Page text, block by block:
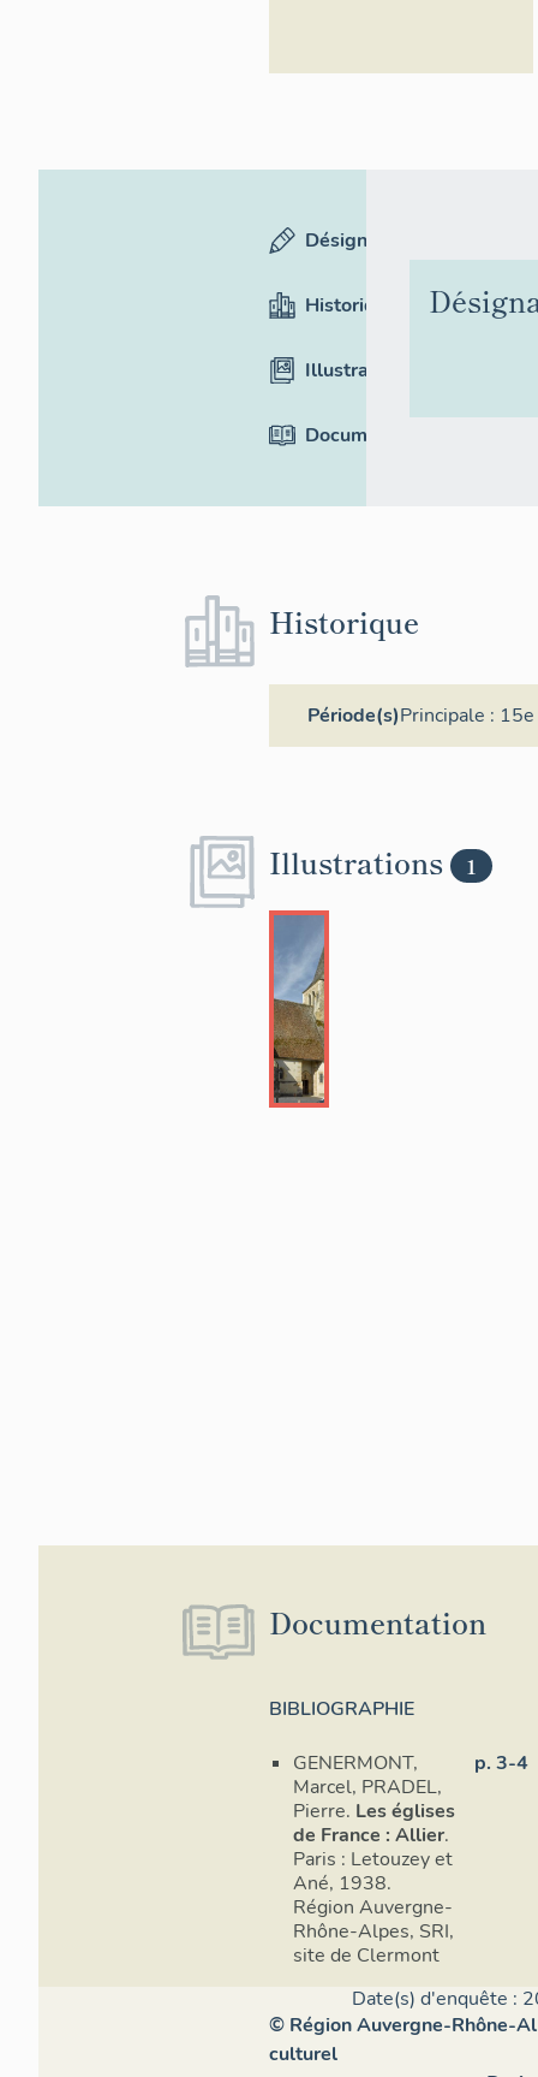
Désignation
Historique
Illustrations
Documentation
Historique
Période(s)Principale :
Illustrations 1
Documentation
BIBLIOGRAPHIE
GENERMONT,
Marcel, PRADEL,
Pierre. Les églises
de France : Allier.
Paris : Letouzey et
Ané, 1938.
Région Auvergne-
Rhône-Alpes, SRI,
site de Clermont
p. 3-4
Date(s) d'enquête :
© Région Auvergne-Rhône-
culturel